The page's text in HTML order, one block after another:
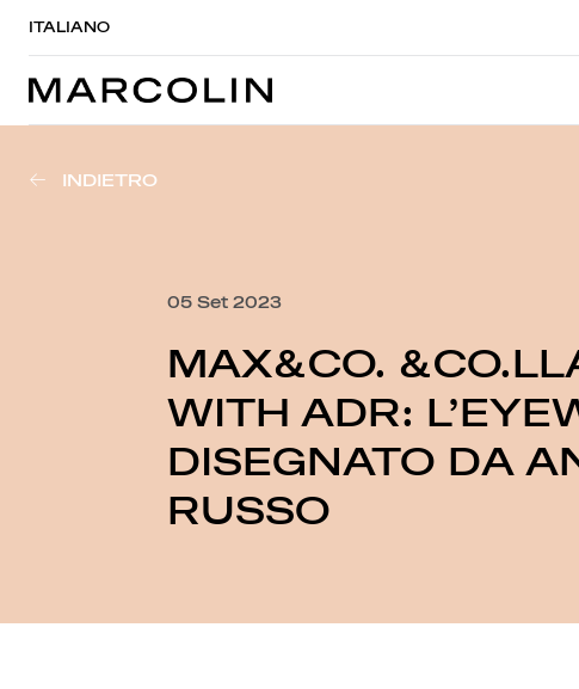
ITALIANO
INDIETRO
05 Set 2023
MAX&CO.
WITH ADR:
DISEGNATO DA
RUSSO